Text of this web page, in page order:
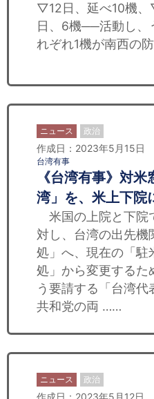
▽12日、延べ10機
日、6機──活動し、
れぞれ1機が南西の
ニュース 政治
作成日：2023年5月15日
台湾有事
《台湾有事》対
湾」を、米上下院
米国の上院と下院
対し、台湾の出先機
処」へ、現在の「駐
処」から変更するた
う要請する「台湾代
共和党の両 ……
ニュース 政治
作成日：2023年5月12日